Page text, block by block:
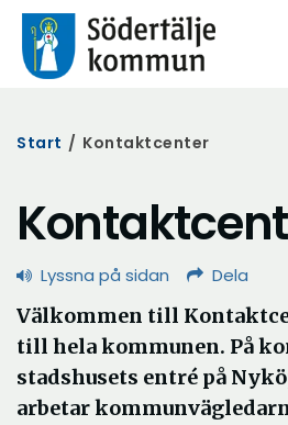
Start / Kontaktcenter
Lyssna på sidan Dela
Välkommen till
till hela kommunen. På
stadshusets entré på
arbetar